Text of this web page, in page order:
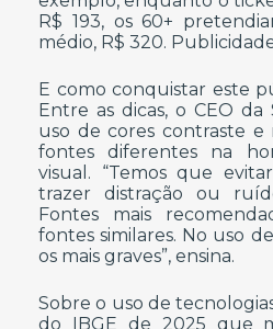
R$ 193, os 60+
médio, R$ 320.
E como conquistar este
Entre as dicas, o CEO da
uso de cores contraste e
fontes diferentes na
visual. “Temos que
trazer distração ou
Fontes mais
fontes similares. No uso
os mais graves”, ensina.
Sobre o uso de
do IBGE de 2025 que